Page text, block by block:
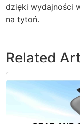
dzięki wydajności
na tytoń.
Related